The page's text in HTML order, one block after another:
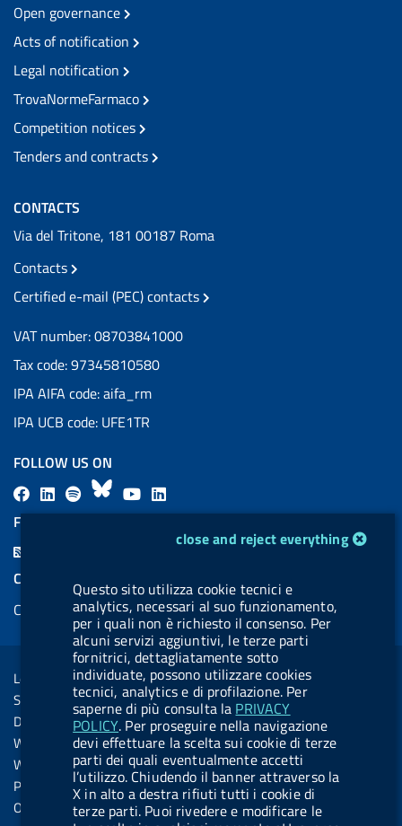
cookie management moduleclose and reject everything
Questo sito utilizza cookie tecnici e
analytics, necessari al suo funzionamento,
per i quali non è richiesto il consenso. Per
alcuni servizi aggiuntivi, le terze parti
fornitrici, dettagliatamente sotto
individuate, possono utilizzare cookies
tecnici, analytics e di profilazione. Per
saperne di più consulta la PRIVACY
POLICY. Per proseguire nella navigazione
devi effettuare la scelta sui cookie di terze
parti dei quali eventualmente accetti
l’utilizzo. Chiudendo il banner attraverso la
X in alto a destra rifiuti tutti i cookie di
terze parti. Puoi rivedere e modificare le
Open governance
Acts of notification
Legal notification
TrovaNormeFarmaco
Competition notices
Tenders and contracts
CONTACTS
Via del Tritone, 181 00187 Roma
Contacts
Certified e-mail (PEC) contacts
VAT number: 08703841000
Tax code: 97345810580
IPA AIFA code: aifa_rm
IPA UCB code: UFE1TR
FOLLOW US ON
F
a
L
i
a
l
.
b
u
t
t
o
n
.
s
B
l
s
k
y
Y
o
u
b
e
i
e
d
i
n
FEED RSS
COOKIES
Cookie management
Sezione Link Utili
Legal notice
Social Media Policy
Dichiarazione di accessibilità
Web accessibility
Website statistics
Privacy
Online services